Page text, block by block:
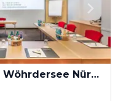
NOVINA Hotel Wöhrdersee Nürnberg City